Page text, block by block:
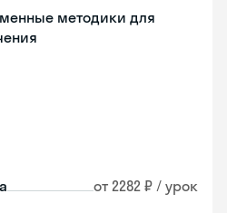
методики для
от 2282 ₽ / урок